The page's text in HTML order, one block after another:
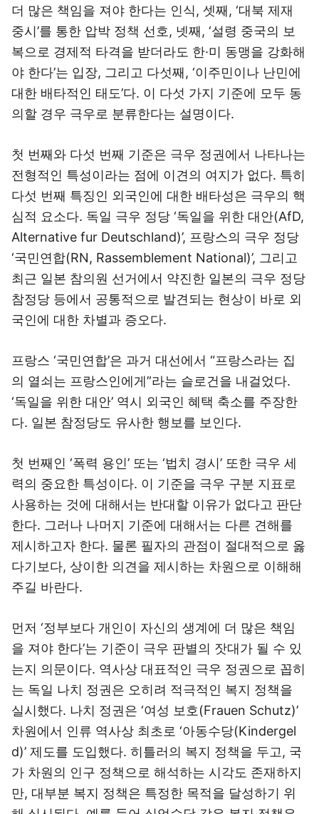
더 많은 책임을 져야 한다는 인식, 셋째, ‘대북 제재
중시’를 통한 압박 정책 선호, 넷째, ‘설령 중국의 보
복으로 경제적 타격을 받더라도 한·미 동맹을 강화해
야 한다’는 입장, 그리고 다섯째, ‘이주민이나 난민에
대한 배타적인 태도’다. 이 다섯 가지 기준에 모두 동
의할 경우 극우로 분류한다는 설명이다.
첫 번째와 다섯 번째 기준은 극우 정권에서 나타나는
전형적인 특성이라는 점에 이견의 여지가 없다. 특히
다섯 번째 특징인 외국인에 대한 배타성은 극우의 핵
심적 요소다. 독일 극우 정당 ‘독일을 위한 대안(AfD,
Alternative fur Deutschland)’, 프랑스의 극우 정당
‘국민연합(RN, Rassemblement National)’, 그리고
최근 일본 참의원 선거에서 약진한 일본의 극우 정당
참정당 등에서 공통적으로 발견되는 현상이 바로 외
국인에 대한 차별과 증오다.
프랑스 ‘국민연합’은 과거 대선에서 “프랑스라는 집
의 열쇠는 프랑스인에게”라는 슬로건을 내걸었다.
‘독일을 위한 대안’ 역시 외국인 혜택 축소를 주장한
다. 일본 참정당도 유사한 행보를 보인다.
첫 번째인 ‘폭력 용인’ 또는 ‘법치 경시’ 또한 극우 세
력의 중요한 특성이다. 이 기준을 극우 구분 지표로
사용하는 것에 대해서는 반대할 이유가 없다고 판단
한다. 그러나 나머지 기준에 대해서는 다른 견해를
제시하고자 한다. 물론 필자의 관점이 절대적으로 옳
다기보다, 상이한 의견을 제시하는 차원으로 이해해
주길 바란다.
먼저 ‘정부보다 개인이 자신의 생계에 더 많은 책임
을 져야 한다’는 기준이 극우 판별의 잣대가 될 수 있
는지 의문이다. 역사상 대표적인 극우 정권으로 꼽히
는 독일 나치 정권은 오히려 적극적인 복지 정책을
실시했다. 나치 정권은 ‘여성 보호(Frauen Schutz)’
차원에서 인류 역사상 최초로 ‘아동수당(Kindergel
d)’ 제도를 도입했다. 히틀러의 복지 정책을 두고, 국
가 차원의 인구 정책으로 해석하는 시각도 존재하지
만, 대부분 복지 정책은 특정한 목적을 달성하기 위